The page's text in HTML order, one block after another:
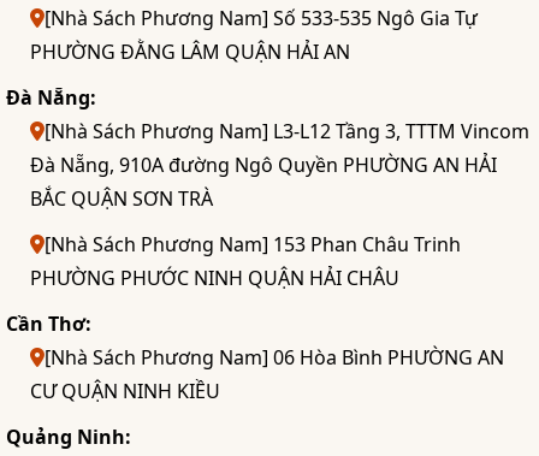
[Nhà Sách Phương Nam] Số 533-535 Ngô Gia Tự
PHƯỜNG ĐẰNG LÂM QUẬN HẢI AN
Đà Nẵng:
[Nhà Sách Phương Nam] L3-L12 Tầng 3, TTTM Vincom
Đà Nẵng, 910A đường Ngô Quyền PHƯỜNG AN HẢI
BẮC QUẬN SƠN TRÀ
[Nhà Sách Phương Nam] 153 Phan Châu Trinh
PHƯỜNG PHƯỚC NINH QUẬN HẢI CHÂU
Cần Thơ:
[Nhà Sách Phương Nam] 06 Hòa Bình PHƯỜNG AN
CƯ QUẬN NINH KIỀU
Quảng Ninh: